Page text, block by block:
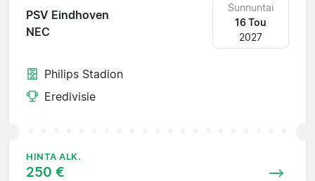
PSV Eindhoven
NEC
Sunnuntai
16 Tou
2027
Philips Stadion
Eredivisie
HINTA ALK.
250 €